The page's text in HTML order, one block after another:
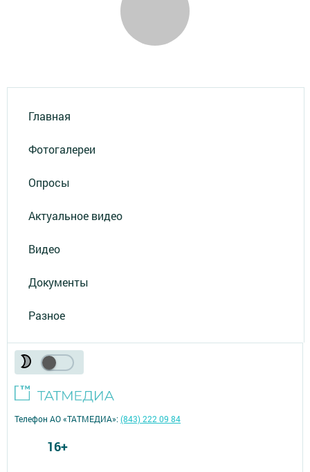
Главная
Фотогалереи
Опросы
Актуальное видео
Видео
Документы
Разное
Телефон АО «ТАТМЕДИА»:(843) 222 09 84
16+